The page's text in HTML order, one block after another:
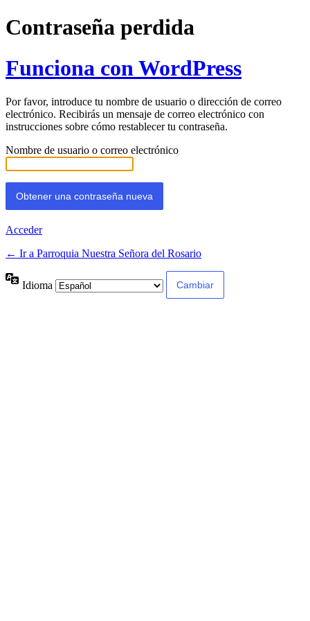
Contraseña perdida
Funciona con WordPress
Por favor, introduce tu nombre de usuario o dirección de correo
electrónico. Recibirás un mensaje de correo electrónico con
instrucciones sobre cómo restablecer tu contraseña.
Nombre de usuario o correo electrónico
Acceder
← Ir a Parroquia Nuestra Señora del Rosario
Idioma